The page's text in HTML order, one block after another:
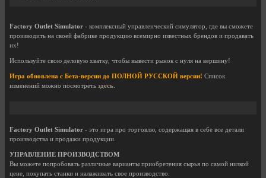
Factory Outlet Simulator - комплексный управленческий симулятор, где вы сможете
производить на своей фабрике продукцию всемирно известных брендов и продавать
их!
Используйте свою деловую хватку, чтобы вывести рынок с нуля на вершину!
Игра обновлена с Бета-версии до ПОЛНОЙ РУССКОЙ версии! Список
изменений можно посмотреть здесь.
Factory Outlet Simulator - это игра про торговлю, содержащая в себе все детали
производства и продажи продукции.
УПРАВЛЕНИЕ ПРОИЗВОДСТВОМ
Вы можете попробовать различные варианты приобретения сырья по самой низкой
цене, покупать станки и налаживать свое производство.